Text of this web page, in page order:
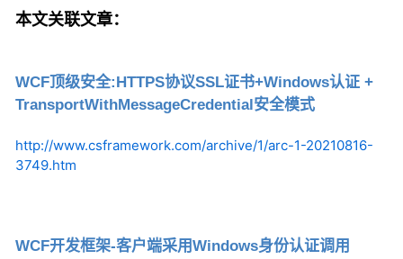
本文关联文章：
WCF顶级安全:HTTPS协议SSL证书+Windows认证 +
TransportWithMessageCredential安全模式
http://www.csframework.com/archive/1/arc-1-20210816-
3749.htm
WCF开发框架-客户端采用Windows身份认证调用